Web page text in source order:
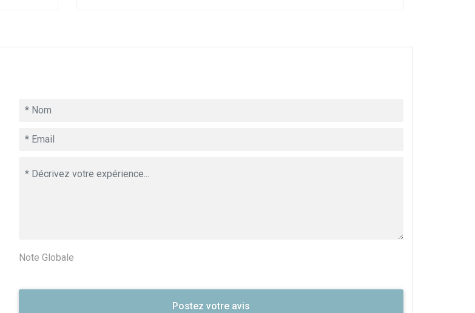
Note Globale